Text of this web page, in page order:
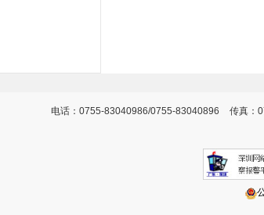
电话：0755-83040986/0755-83040896 传真：